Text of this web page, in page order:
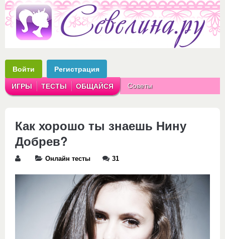
Войти Регистрация
ИГРЫ ТЕСТЫ ОБЩАЙСЯ Советы
Как хорошо ты знаешь Нину
Добрев?
Онлайн тесты 31